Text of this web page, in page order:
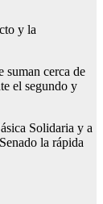
y la
suman cerca de
el segundo y
Solidaria y a
la rápida